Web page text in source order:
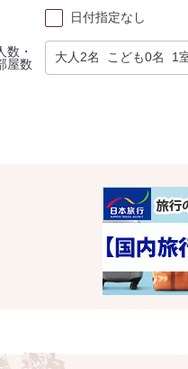
日付指定なし
数・
屋数